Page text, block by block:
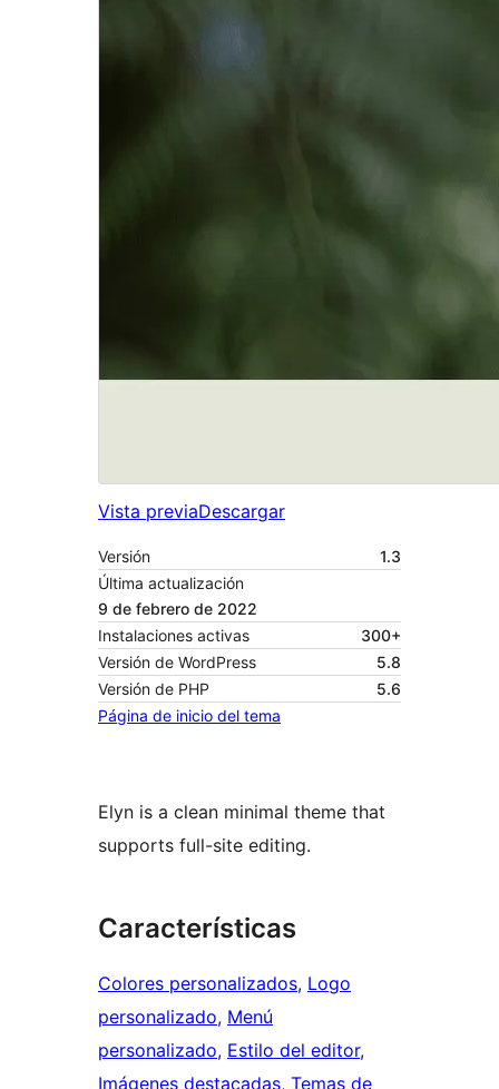
Vista previaDescargar
Versión
1.3
Última actualización
9 de febrero de 2022
Instalaciones activas
300+
Versión de WordPress
5.8
Versión de PHP
5.6
Página de inicio del tema
Elyn is a clean minimal theme that
supports full-site editing.
Características
Colores personalizados, Logo
personalizado, Menú
personalizado, Estilo del editor
Imágenes destacadas, Temas de